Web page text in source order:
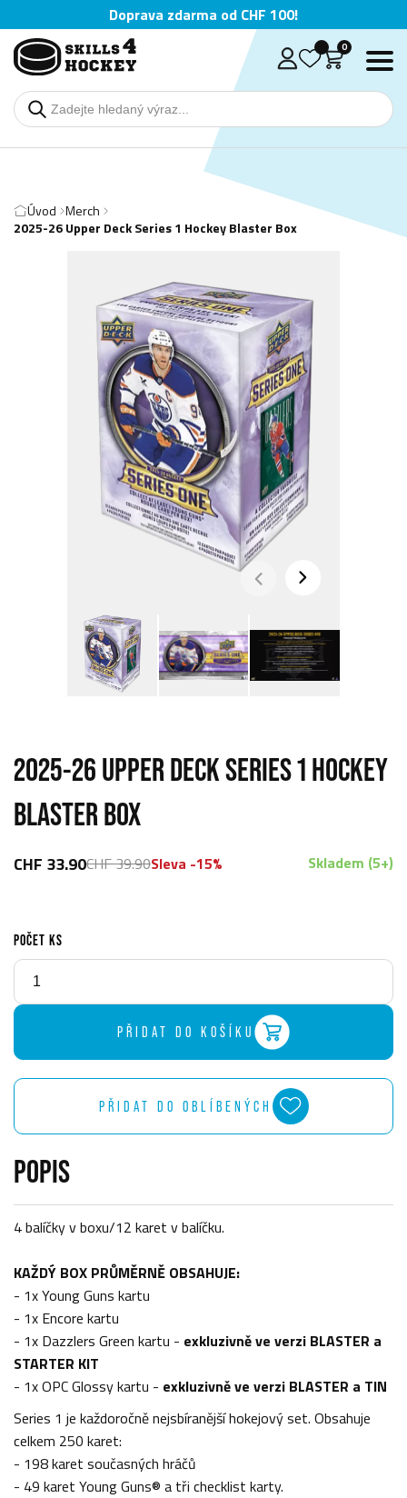
Doprava zdarma od CHF 100!
Deutsch
English
Čeština
0
Úvod Merch
2025-26 Upper Deck Series 1 Hockey Blaster Box
2025-26 UPPER DECK SERIES 1 HOCKEY
BLASTER BOX
CHF 33.90CHF 39.90Sleva -15% Skladem (5+)
POČET KS
PŘIDAT DO KOŠÍKU
PŘIDAT DO OBLÍBENÝCH
POPIS
4 balíčky v boxu/12 karet v balíčku.
KAŽDÝ BOX PRŮMĚRNĚ OBSAHUJE:
- 1x Young Guns kartu
- 1x Encore kartu
- 1x Dazzlers Green kartu - exkluzivně ve verzi BLASTER a
STARTER KIT
- 1x OPC Glossy kartu - exkluzivně ve verzi BLASTER a TIN
Series 1 je každoročně nejsbíranější hokejový set. Obsahuje
celkem 250 karet:
- 198 karet současných hráčů
- 49 karet Young Guns® a tři checklist karty.